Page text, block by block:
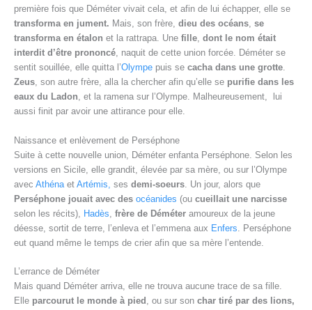
première fois que Déméter vivait cela, et afin de lui échapper, elle se
transforma en jument. Mais, son frère, dieu des océans, se
transforma en étalon et la rattrapa. Une fille, dont le nom était
interdit d’être prononcé, naquit de cette union forcée. Déméter se
sentit souillée, elle quitta l’Olympe puis se cacha dans une grotte.
Zeus, son autre frère, alla la chercher afin qu’elle se purifie dans les
eaux du Ladon, et la ramena sur l’Olympe. Malheureusement, lui
aussi finit par avoir une attirance pour elle.
Naissance et enlèvement de Perséphone
Suite à cette nouvelle union, Déméter enfanta Perséphone. Selon les
versions en Sicile, elle grandit, élevée par sa mère, ou sur l’Olympe
avec Athéna et Artémis, ses demi-soeurs . Un jour, alors que
Perséphone jouait avec des océanides (ou cueillait une narcisse
selon les récits), Hadès frère de Déméter amoureux de la jeune
déesse, sortit de terre, l’enleva et l’emmena aux Enfers . Perséphone
eut quand même le temps de crier afin que sa mère l’entende.
L’errance de Déméter
Mais quand Déméter arriva, elle ne trouva aucune trace de sa fille.
Elle parcourut le monde à pied , ou sur son char tiré par des lions,